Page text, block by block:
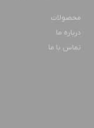
محصولات
درباره ما
تماس با ما